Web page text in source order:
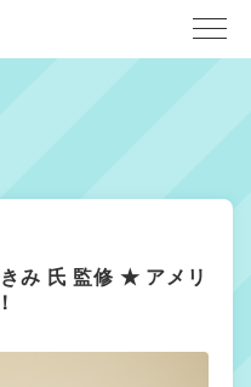
み 氏 監修 ★ アメリ